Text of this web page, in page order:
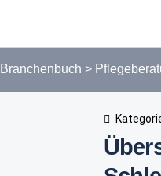
Branchenbuch >